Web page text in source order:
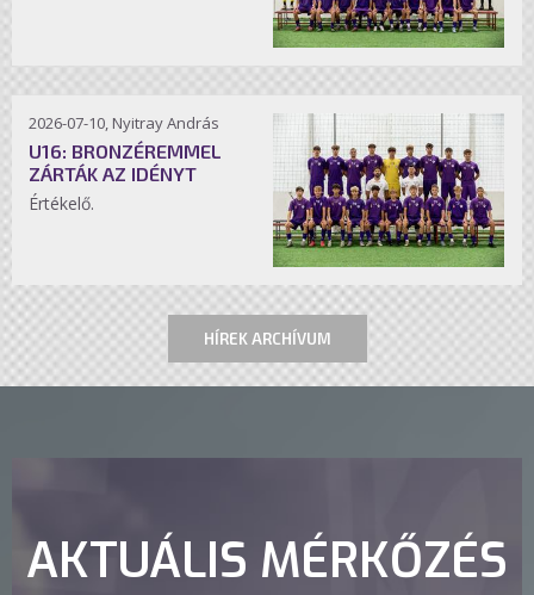
2026-07-10, Nyitray András
U16: BRONZÉREMMEL
ZÁRTÁK AZ IDÉNYT
Értékelő.
HÍREK ARCHÍVUM
AKTUÁLIS MÉRKŐZÉS